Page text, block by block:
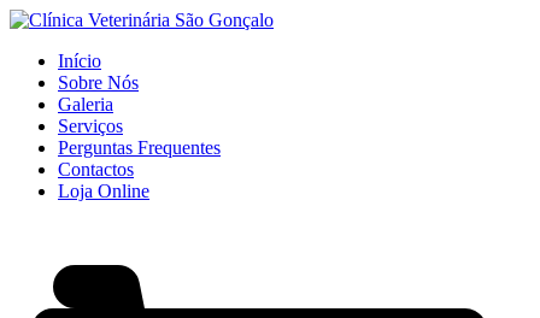
Início
Sobre Nós
Galeria
Serviços
Perguntas Frequentes
Contactos
Loja Online